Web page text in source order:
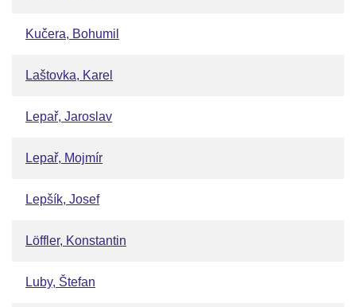
Kučera, Bohumil
Laštovka, Karel
Lepař, Jaroslav
Lepař, Mojmír
Lepšík, Josef
Löffler, Konstantin
Luby, Štefan